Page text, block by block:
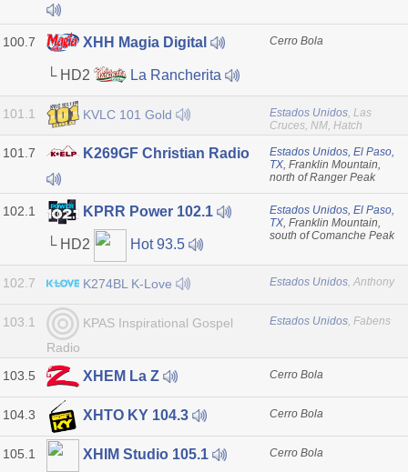
100.7 XHH Magia Digital
└ HD2 La Rancherita
Cerro Bola
101.1 KVLC 101 Gold Estados Unidos, Las
Cruces, NM, Hatch
101.7 K269GF Christian Radio
Estados Unidos, El Paso,
TX, Franklin Mountain,
north of Ranger Peak
102.1 KPRR Power 102.1
└ HD2 Hot 93.5
Estados Unidos, El Paso,
TX, Franklin Mountain,
south of Comanche Peak
102.7 K274BL K-Love Estados Unidos, Anthony
103.1
KPAS Inspirational Gospel
Radio
Estados Unidos, Fabens
103.5 XHEM La Z Cerro Bola
104.3 XHTO KY 104.3 Cerro Bola
105.1 XHIM Studio 105.1 Cerro Bola